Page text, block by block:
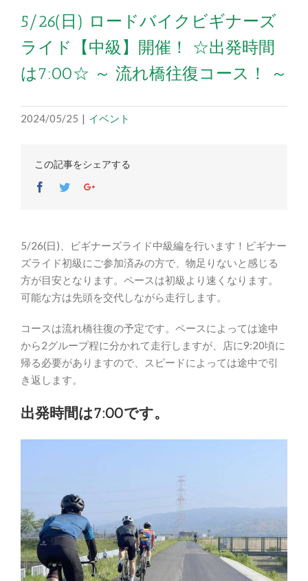
5/26(日) ロードバイクビギナーズ
ライド【中級】開催！ ☆出発時間
は7:00☆ ～ 流れ橋往復コース！ ～
2024/05/25 | イベント
この記事をシェアする
Facebook
TwitterGoogle+
5/26(日)、ビギナーズライド中級編を行います！ビギナー
ズライド初級にご参加済みの方で、物足りないと感じる
方が目安となります。ペースは初級より速くなります。
可能な方は先頭を交代しながら走行します。
コースは流れ橋往復の予定です。ペースによっては途中
から2グループ程に分かれて走行しますが、店に9:20頃に
帰る必要がありますので、スピードによっては途中で引
き返します。
出発時間は7:00です。